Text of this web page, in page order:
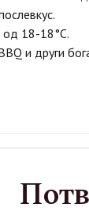
од 18-18°C.
и други